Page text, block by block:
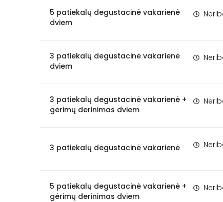
5 patiekalų degustacinė vakarienė
dviem
3 patiekalų degustacinė vakarienė
dviem
3 patiekalų degustacinė vakarienė +
gėrimų derinimas dviem
3 patiekalų degustacinė vakarienė
5 patiekalų degustacinė vakarienė +
gėrimų derinimas dviem